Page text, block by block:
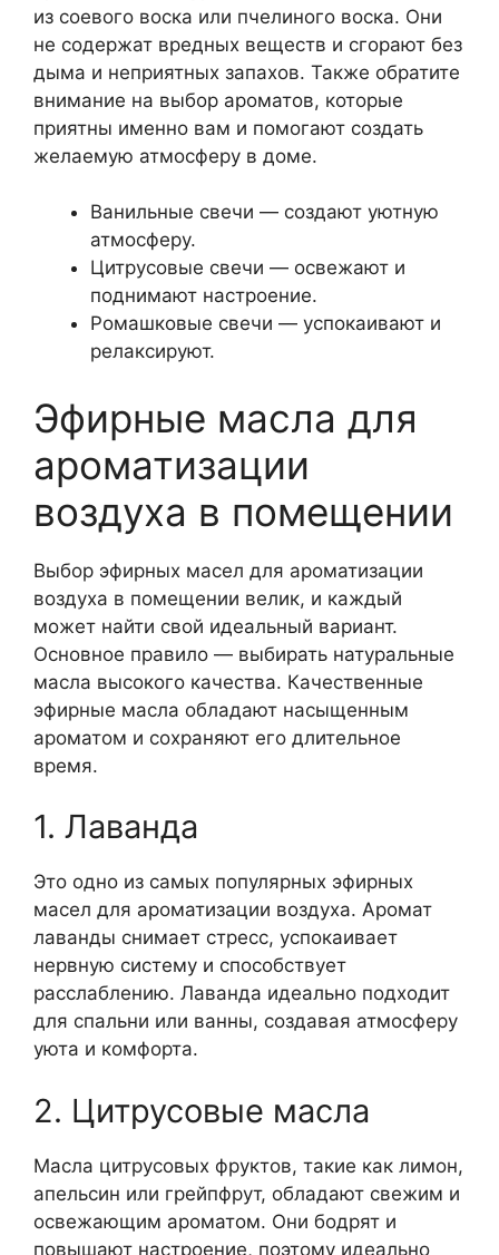
из соевого воска или пчелиного воска. Они
не содержат вредных веществ и сгорают без
дыма и неприятных запахов. Также обратите
внимание на выбор ароматов, которые
приятны именно вам и помогают создать
желаемую атмосферу в доме.
Ванильные свечи — создают уютную
атмосферу.
Цитрусовые свечи — освежают и
поднимают настроение.
Ромашковые свечи — успокаивают и
релаксируют.
Эфирные масла для
ароматизации
воздуха в помещении
Выбор эфирных масел для ароматизации
воздуха в помещении велик, и каждый
может найти свой идеальный вариант.
Основное правило — выбирать натуральные
масла высокого качества. Качественные
эфирные масла обладают насыщенным
ароматом и сохраняют его длительное
время.
1. Лаванда
Это одно из самых популярных эфирных
масел для ароматизации воздуха. Аромат
лаванды снимает стресс, успокаивает
нервную систему и способствует
расслаблению. Лаванда идеально подходит
для спальни или ванны, создавая атмосферу
уюта и комфорта.
2. Цитрусовые масла
Масла цитрусовых фруктов, такие как лимон,
апельсин или грейпфрут, обладают свежим и
освежающим ароматом. Они бодрят и
повышают настроение, поэтому идеально